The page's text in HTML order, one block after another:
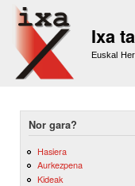
Ixa
Euskal
Nor gara?
Hasiera
Aurkezpena
Kideak